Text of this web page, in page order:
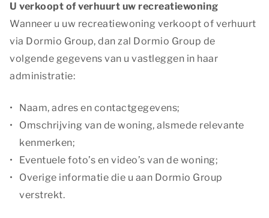
U verkoopt of verhuurt uw recreatiewoning
Wanneer u uw recreatiewoning verkoopt of verhuurt
via Dormio Group, dan zal Dormio Group de
volgende gegevens van u vastleggen in haar
administratie:
Naam, adres en contactgegevens;
Omschrijving van de woning, alsmede relevante
kenmerken;
Eventuele foto’s en video’s van de woning;
Overige informatie die u aan Dormio Group
verstrekt.